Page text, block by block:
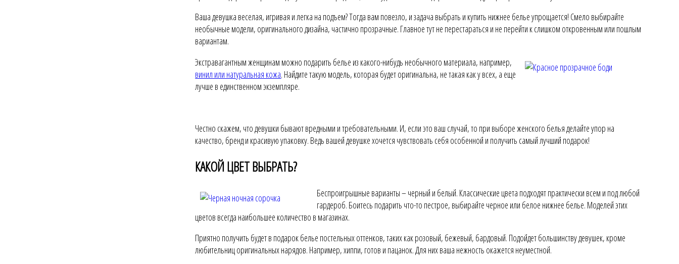
Ваша девушка веселая, игривая и легка на подъем? Тогда вам повезло, и задача выбрать и купить нижнее белье упрощается! Смело выбирайте
необычные модели, оригинального дизайна, частично прозрачные. Главное тут не перестараться и не перейти к слишком откровенным или пошлым
вариантам.
Экстравагантным женщинам можно подарить белье из какого-нибудь необычного материала, например,
винил или натуральная кожа. Найдите такую модель, которая будет оригинальна, не такая как у всех, а еще
лучше в единственном экземпляре.
Честно скажем, что девушки бывают вредными и требовательными. И, если это ваш случай, то при выборе женского белья делайте упор на
качество, бренд и красивую упаковку. Ведь вашей девушке хочется чувствовать себя особенной и получить самый лучший подарок!
КАКОЙ ЦВЕТ ВЫБРАТЬ?
Беспроигрышные варианты – черный и белый. Классические цвета подходят практически всем и под любой
гардероб. Боитесь подарить что-то пестрое, выбирайте черное или белое нижнее белье. Моделей этих
цветов всегда наибольшее количество в магазинах.
Приятно получить будет в подарок белье постельных оттенков, таких как розовый, бежевый, бардовый. Подойдет большинству девушек, кроме
любительниц оригинальных нарядов. Например, хиппи, готов и пацанок. Для них ваша нежность окажется неуместной.